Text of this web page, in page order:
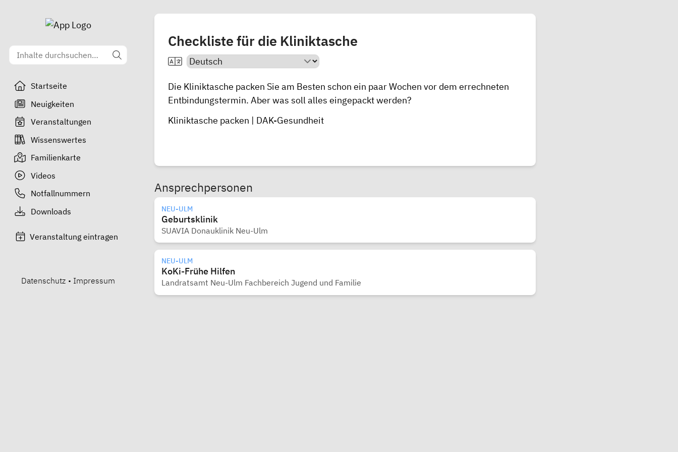
Startseite
Neuigkeiten
Veranstaltungen
Wissenswertes
Familienkarte
Videos
Notfallnummern
Downloads
Veranstaltung eintragen
Datenschutz • Impressum
Checkliste für die Kliniktasche
Die Kliniktasche packen Sie am Besten schon ein paar Wochen vor dem errechneten
Entbindungstermin. Aber was soll alles eingepackt werden?
Kliniktasche packen | DAK-Gesundheit
Ansprechpersonen
NEU-ULM
Geburtsklinik
SUAVIA Donauklinik Neu-Ulm
NEU-ULM
KoKi-Frühe Hilfen
Landratsamt Neu-Ulm Fachbereich Jugend und Familie